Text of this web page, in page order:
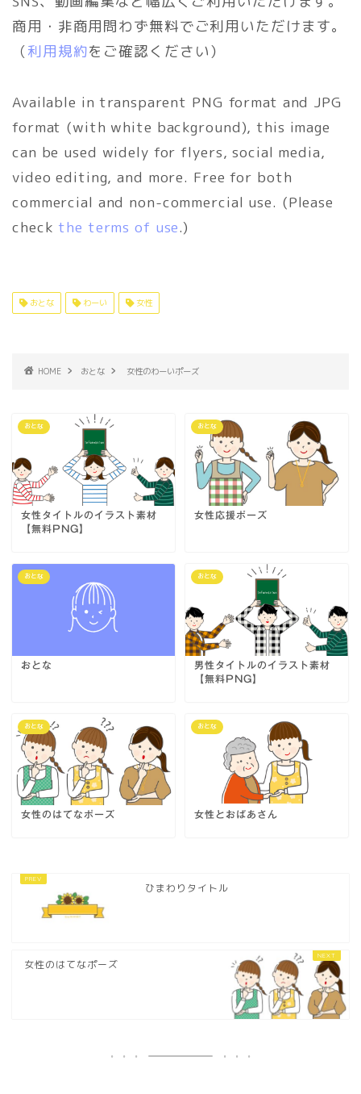
商用・非商用問わず無料でご利用いただけます。
（利用規約をご確認ください）
Available in transparent PNG format and JPG
format (with white background), this image
can be used widely for flyers, social media,
video editing, and more. Free for both
commercial and non-commercial use. (Please
check the terms of use.)
おとな わーい 女性
HOME おとな 女性のわーいポーズ
おとな
女性タイトルのイラスト素材
【無料PNG】
おとな
女性応援ポーズ
おとな
おとな
おとな
男性タイトルのイラスト素材
【無料PNG】
おとな
女性のはてなポーズ
おとな
女性とおばあさん
ひまわりタイトル
女性のはてなポーズ